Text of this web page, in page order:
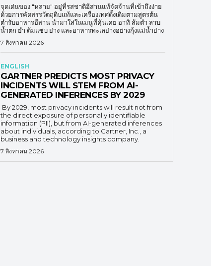
จุดเด่นของ "หลาย" อยู่ที่รสชาติอีสานแท้จัดจ้านที่เข้าถึงง่าย
ด้วยการคัดสรรวัตถุดิบแท้และเครื่องเทศดั้งเดิมตามสูตรต้น
ตำรับอาหารอีสาน นำมาใส่ในเมนูที่คุ้นเคย อาทิ ส้มตำ ลาบ
น้ำตก ยำ ต้มแซ่บ ย่าง และอาหารทะเลย่างอย่างกุ้งแม่น้ำย่าง
7 สิงหาคม 2026
ENGLISH
GARTNER PREDICTS MOST PRIVACY
INCIDENTS WILL STEM FROM AI-
GENERATED INFERENCES BY 2029
By 2029, most privacy incidents will result not from
the direct exposure of personally identifiable
information (PII), but from AI-generated inferences
about individuals, according to Gartner, Inc., a
business and technology insights company.
7 สิงหาคม 2026